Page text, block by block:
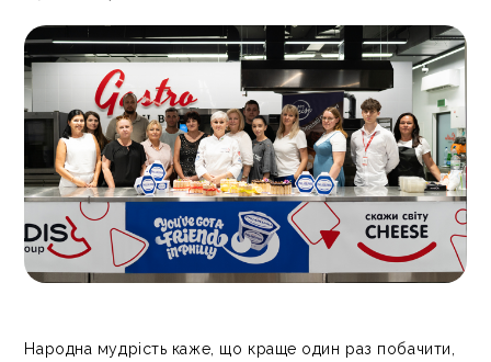
Народна мудрість каже, що краще один раз побачити,